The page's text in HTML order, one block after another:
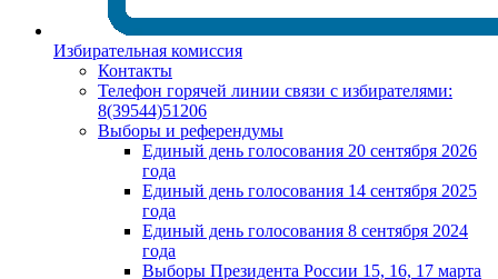
Избирательная комиссия
Контакты
Телефон горячей линии связи с избирателями:
8(39544)51206
Выборы и референдумы
Единый день голосования 20 сентября 2026
года
Единый день голосования 14 сентября 2025
года
Единый день голосования 8 сентября 2024
года
Выборы Президента России 15, 16, 17 марта